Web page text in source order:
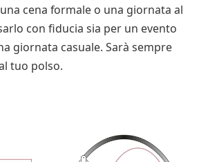
cena formale o una giornata al
con fiducia sia per un evento
giornata casuale. Sarà sempre
tuo polso.